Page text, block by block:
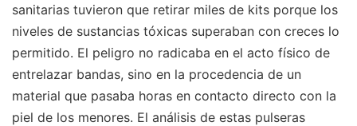
sanitarias tuvieron que retirar miles de kits porque los
niveles de sustancias tóxicas superaban con creces lo
permitido. El peligro no radicaba en el acto físico de
entrelazar bandas, sino en la procedencia de un
material que pasaba horas en contacto directo con la
piel de los menores. El análisis de estas pulseras